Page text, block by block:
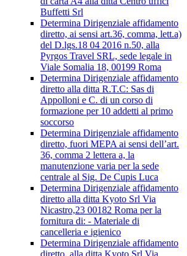
Buffetti Srl
Determina Dirigenziale affidamento
diretto, ai sensi art.36, comma, lett.a)
del D.lgs.18 04 2016 n.50, alla
Pyrgos Travel SRL, sede legale in
Viale Somalia 18, 00199 Roma
Determina Dirigenziale affidamento
diretto alla ditta R.T.C: Sas di
Appolloni e C. di un corso di
formazione per 10 addetti al primo
soccorso
Determina Dirigenziale affidamento
diretto, fuori MEPA ai sensi dell’art.
36, comma 2 lettera a, la
manutenzione varia per la sede
centrale al Sig. De Cupis Luca
Determina Dirigenziale affidamento
diretto alla ditta Kyoto Srl Via
Nicastro,23 00182 Roma per la
fornitura di: - Materiale di
cancelleria e igienico
Determina Dirigenziale affidamento